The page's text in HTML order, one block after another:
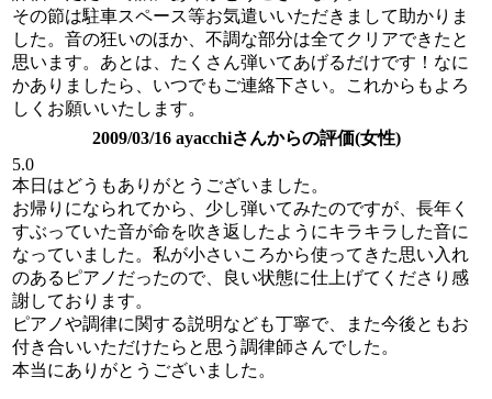
その節は駐車スペース等お気遣いいただきまして助かりま
した。音の狂いのほか、不調な部分は全てクリアできたと
思います。あとは、たくさん弾いてあげるだけです！なに
かありましたら、いつでもご連絡下さい。これからもよろ
しくお願いいたします。
2009/03/16 ayacchiさんからの評価(女性)
5.0
本日はどうもありがとうございました。
お帰りになられてから、少し弾いてみたのですが、長年く
すぶっていた音が命を吹き返したようにキラキラした音に
なっていました。私が小さいころから使ってきた思い入れ
のあるピアノだったので、良い状態に仕上げてくださり感
謝しております。
ピアノや調律に関する説明なども丁寧で、また今後ともお
付き合いいただけたらと思う調律師さんでした。
本当にありがとうございました。